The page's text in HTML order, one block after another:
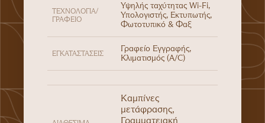
ΤΕΧΝΟΛΟΓΊΑ/
ΓΡΑΦΕΊΟ
Υψηλής ταχύτητας Wi-Fi,
Υπολογιστής, Εκτυπωτής,
Φωτοτυπικό & Φαξ
ΕΓΚΑΤΑΣΤΆΣΕΙΣ
Γραφείο Εγγραφής,
Κλιματισμός (A/C)
Καμπίνες
μετάφρασης,
Γραμματειακή